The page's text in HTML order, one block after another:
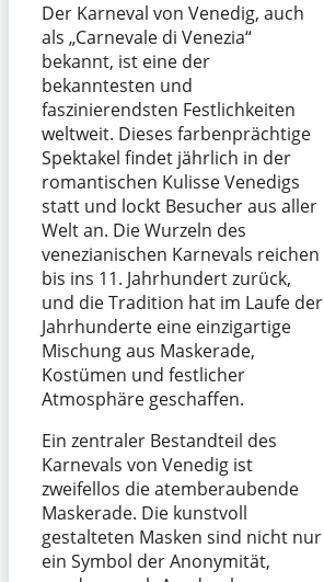
Der Karneval von Venedig, auch
als „Carnevale di Venezia“
bekannt, ist eine der
bekanntesten und
faszinierendsten Festlichkeiten
weltweit. Dieses farbenprächtige
Spektakel findet jährlich in der
romantischen Kulisse Venedigs
statt und lockt Besucher aus aller
Welt an. Die Wurzeln des
venezianischen Karnevals reichen
bis ins 11. Jahrhundert zurück,
und die Tradition hat im Laufe der
Jahrhunderte eine einzigartige
Mischung aus Maskerade,
Kostümen und festlicher
Atmosphäre geschaffen.
Ein zentraler Bestandteil des
Karnevals von Venedig ist
zweifellos die atemberaubende
Maskerade. Die kunstvoll
gestalteten Masken sind nicht nur
ein Symbol der Anonymität,